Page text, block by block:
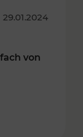
29.01.2024
von